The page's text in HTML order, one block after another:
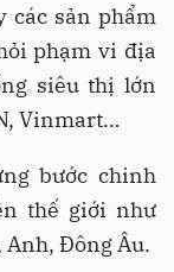
các sản phẩm
phạm vi địa
siêu thị lớn
Vinmart…
bước chinh
thế giới như
Anh, Đông Âu.